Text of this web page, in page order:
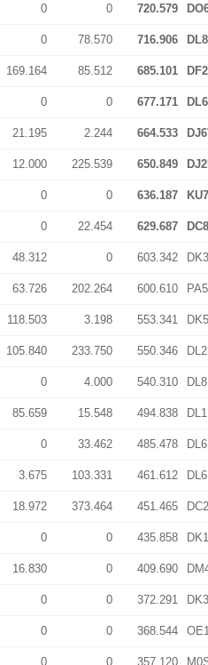
0 0 720.579
0 78.570 716.906
169.164 85.512 685.101
0 0 677.171
21.195 2.244 664.533
12.000 225.539 650.849
0 0 636.187
0 22.454 629.687
48.312 0 603.342
63.726 202.264 600.610
118.503 3.198 553.341
105.840 233.750 550.346
0 4.000 540.310
85.659 15.548 494.838
0 33.462 485.478
3.675 103.331 461.612
18.972 373.464 451.465
0 0 435.858
16.830 0 409.690
0 0 372.291
0 0 368.544
0 0 357.120